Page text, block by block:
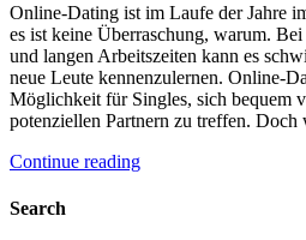
Online-Dating ist im Laufe der Jahre
es ist keine Überraschung, warum.
und langen Arbeitszeiten kann es
neue Leute kennenzulernen. Online-
Möglichkeit für Singles, sich bequem
potenziellen Partnern zu treffen.
Continue reading
Search